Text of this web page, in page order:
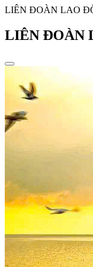
LIÊN ĐOÀN LAO
LIÊN ĐOÀN